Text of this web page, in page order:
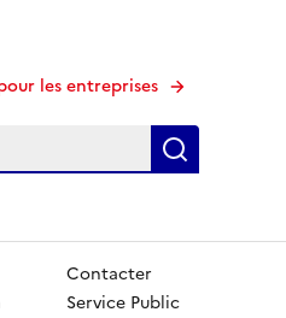
les entreprises
Contacter
Service Public